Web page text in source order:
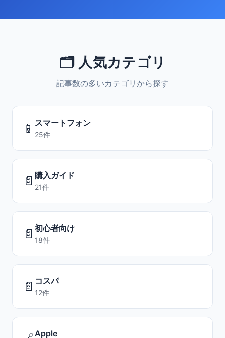
🗂️ 人気カテゴリ
記事数の多いカテゴリから探す
📱 スマートフォン
25件
📄 購入ガイド
21件
📄 初心者向け
18件
📄 コスパ
12件
Apple